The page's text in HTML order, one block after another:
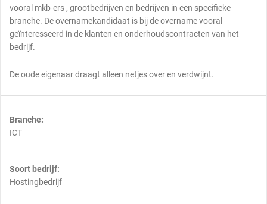
vooral mkb-ers , grootbedrijven en bedrijven in een specifieke
branche. De overnamekandidaat is bij de overname vooral
geïnteresseerd in de klanten en onderhoudscontracten van het
bedrijf.
De oude eigenaar draagt alleen netjes over en verdwijnt.
Branche:
ICT
Soort bedrijf:
Hostingbedrijf